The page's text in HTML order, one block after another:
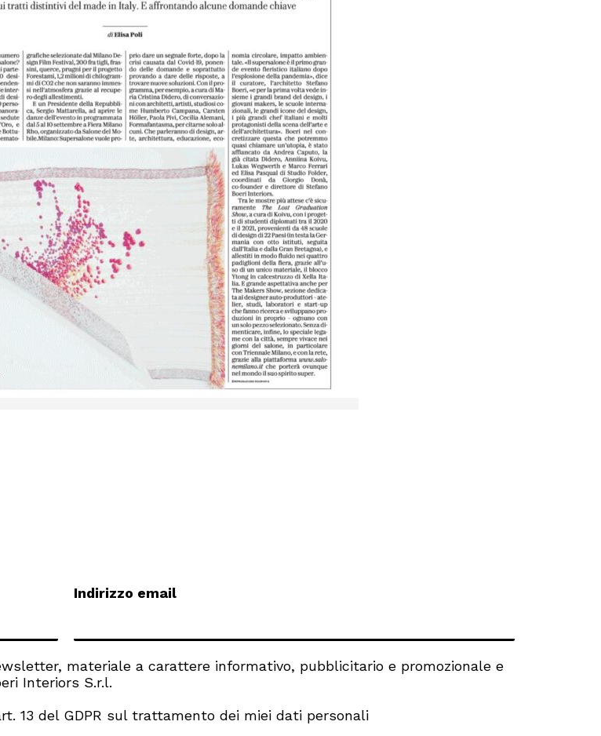
Indirizzo email
materiale a carattere informativo, pubblicitario e promozionale e
Interiors S.r.l.
13 del GDPR sul trattamento dei miei dati personali